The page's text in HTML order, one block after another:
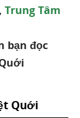
Trung Tâm
bạn đọc
Quới